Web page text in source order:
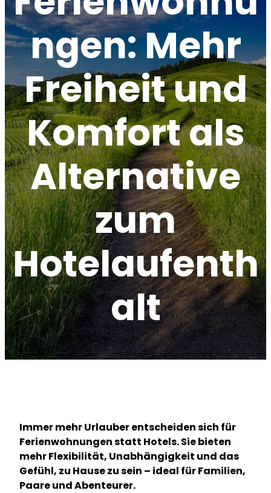
ngen: Mehr
Freiheit und
Komfort als
Alternative
zum
Hotelaufenth
alt
Immer mehr Urlauber entscheiden sich für
Ferienwohnungen statt Hotels. Sie bieten
mehr Flexibilität, Unabhängigkeit und das
Gefühl, zu Hause zu sein – ideal für Familien,
Paare und Abenteurer.